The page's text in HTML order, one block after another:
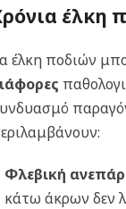
έλκη
έλκη ποδιών
Φλεβική
κάτω άκρων δεν